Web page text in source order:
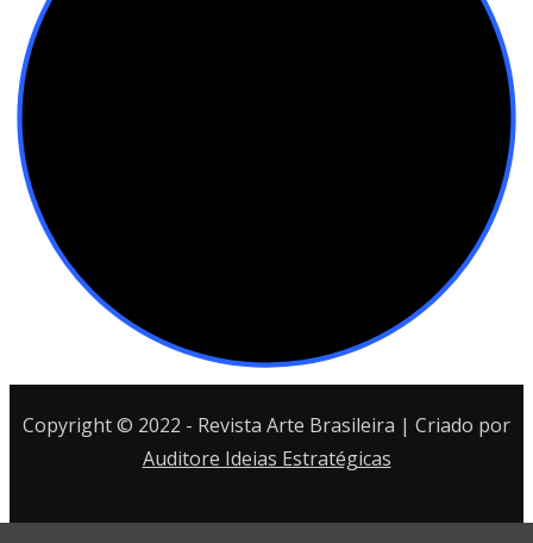
Copyright © 2022 - Revista Arte Brasileira | Criado por
Auditore Ideias Estratégicas